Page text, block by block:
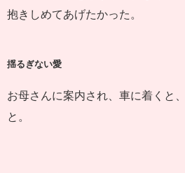
抱きしめてあげたかった。
揺るぎない愛
お母さんに案内され、車に着くと
と。